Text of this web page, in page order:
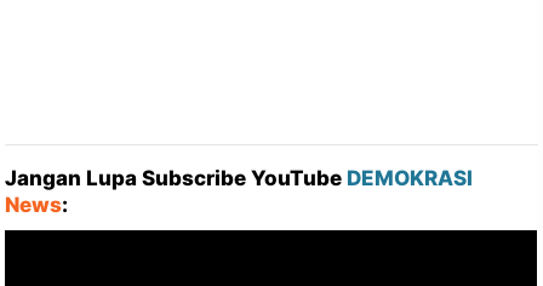
Jangan Lupa Subscribe YouTube DEMOKRASI
News: